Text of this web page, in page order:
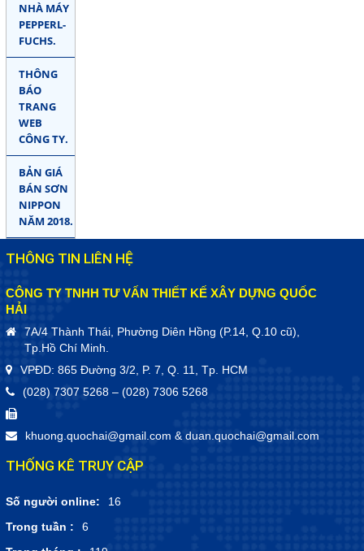
NHÀ MÁY
PEPPERL-
FUCHS.
THÔNG
BÁO
TRANG
WEB
CÔNG TY.
BẢN GIÁ
BÁN SƠN
NIPPON
NĂM 2018.
THÔNG TIN LIÊN HỆ
CÔNG TY TNHH TƯ VẤN THIẾT KẾ XÂY DỰNG QUỐC
HẢI
7A/4 Thành Thái, Phường Diên Hồng (P.14, Q.10 cũ),
Tp.Hồ Chí Minh.
VPĐD: 865 Đường 3/2, P. 7, Q. 11, Tp. HCM
(028) 7307 5268 – (028) 7306 5268
khuong.quochai@gmail.com & duan.quochai@gmail.com
THỐNG KÊ TRUY CẬP
Số người online:
16
Trong tuần :
6